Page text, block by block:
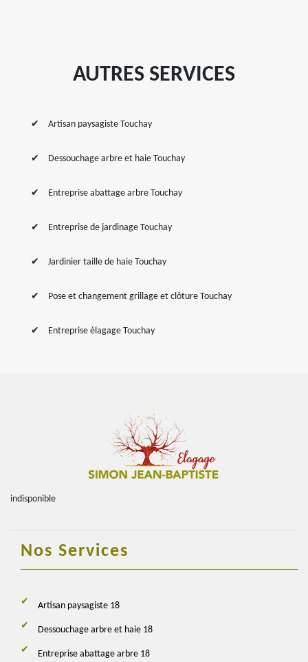
AUTRES SERVICES
Artisan paysagiste Touchay
Dessouchage arbre et haie Touchay
Entreprise abattage arbre Touchay
Entreprise de jardinage Touchay
Jardinier taille de haie Touchay
Pose et changement grillage et clôture Touchay
Entreprise élagage Touchay
indisponible
Nos Services
Artisan paysagiste 18
Dessouchage arbre et haie 18
Entreprise abattage arbre 18